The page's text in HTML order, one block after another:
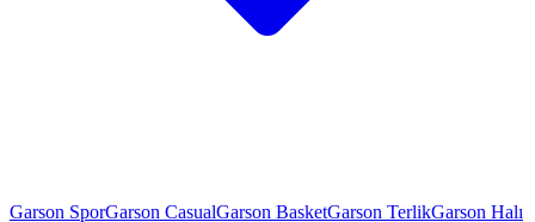
Garson SporGarson CasualGarson BasketGarson TerlikGarson Halı